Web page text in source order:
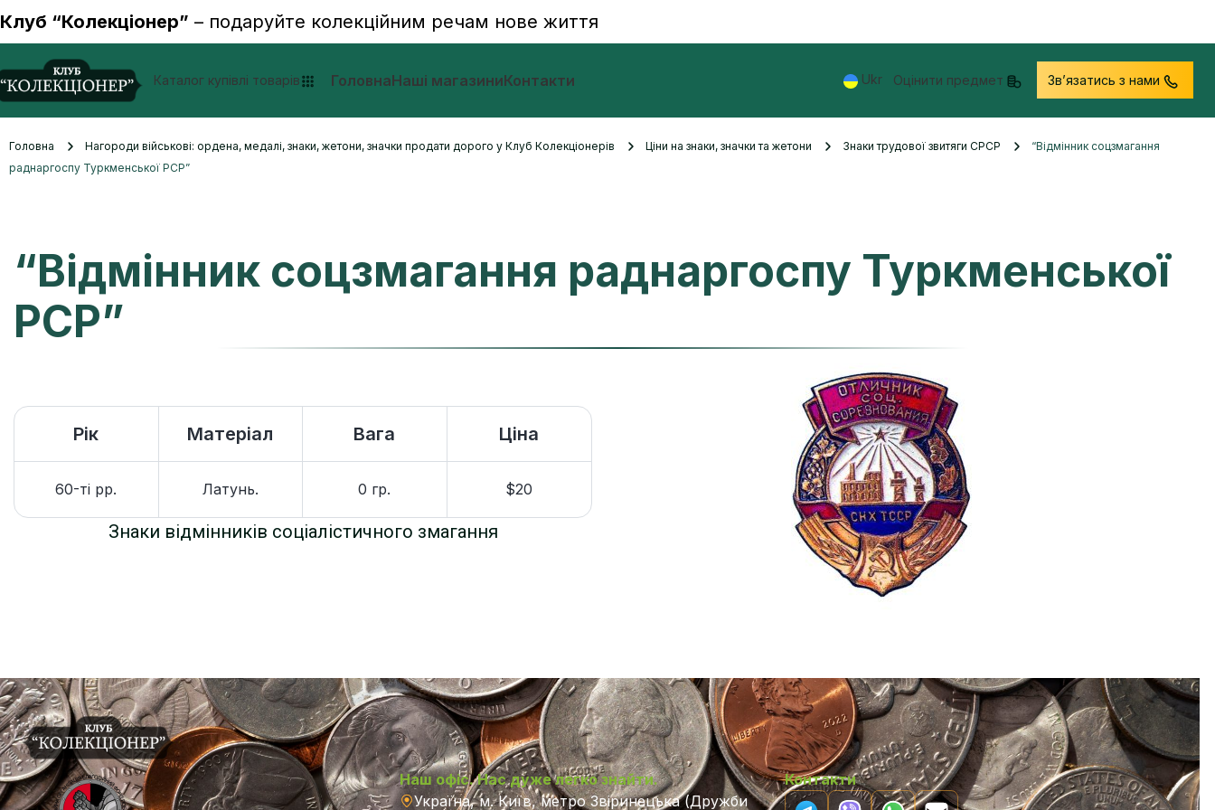
Клуб “Колекціонер” – подаруйте колекційним речам нове життя
Каталог купівлі товарів ГоловнаНаші магазиниКонтакти Ukr Оцінити предмет Звʼязатись з нами
Головна Нагороди військові: ордена, медалі, знаки, жетони, значки продати дорого у Клуб Колекціонерів Ціни на знаки, значки та жетони Знаки трудової звитяги СРСР
“Відмінник соцзмагання
раднаргоспу Туркменської РСР”
“Відмінник соцзмагання раднаргоспу Туркменської
РСР”
Рік Матеріал Вага Ціна
60-ті рр. Латунь. 0 гр. $20
Знаки відмінників соціалістичного змагання
Наш офіс. Нас дуже легко знайти.
Україна, м. Київ, метро Звіринецька (Дружби
Контакти